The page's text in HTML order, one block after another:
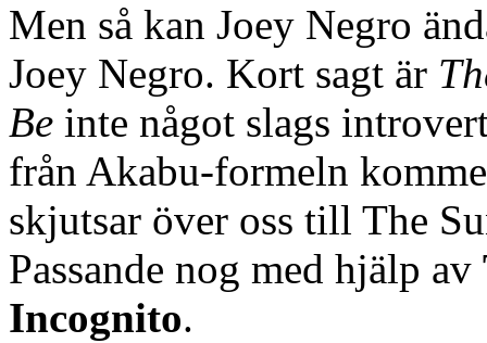
Men så kan Joey Negro
Joey Negro. Kort sagt är
Be inte något slags
från Akabu-formeln
skjutsar över oss till The
Passande nog med hjälp av
Incognito.